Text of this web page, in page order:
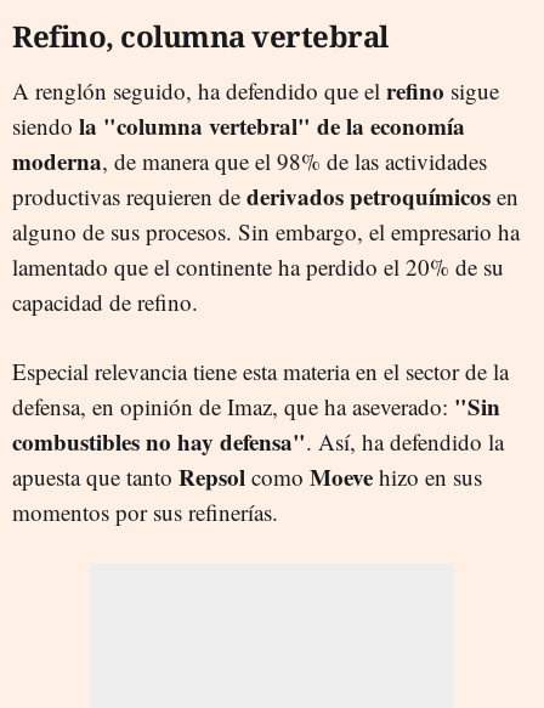
Refino, columna vertebral
A renglón seguido, ha defendido que el refino sigue
siendo la "columna vertebral" de la economía
moderna, de manera que el 98% de las actividades
productivas requieren de derivados petroquímicos en
alguno de sus procesos. Sin embargo, el empresario ha
lamentado que el continente ha perdido el 20% de su
capacidad de refino.
Especial relevancia tiene esta materia en el sector de la
defensa, en opinión de Imaz, que ha aseverado: "Sin
combustibles no hay defensa". Así, ha defendido la
apuesta que tanto Repsol como Moeve hizo en sus
momentos por sus refinerías.